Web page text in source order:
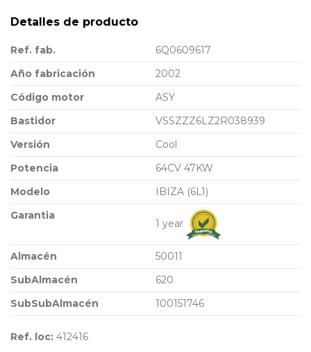
Detalles de producto
Ref. fab.
6Q0609617
Año fabricación
2002
Código motor
ASY
Bastidor
VSSZZZ6LZ2R038939
Versión
Cool
Potencia
64CV 47KW
Modelo
IBIZA (6L1)
Garantia
1 year
Almacén
50011
SubAlmacén
620
SubSubAlmacén
100151746
Ref. loc: 412416